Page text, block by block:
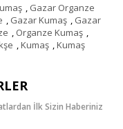
, Gazar Organze
, Gazar Kumaş , Gazar
, Organze Kumaş ,
,Kumaş ,Kumaş
İlk Sizin Haberiniz